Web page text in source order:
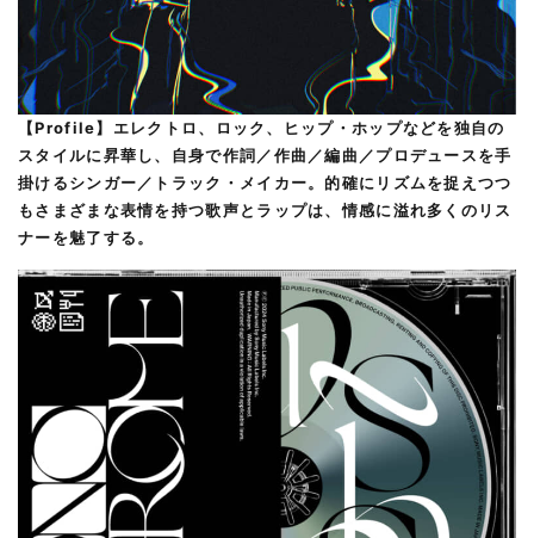
【Profile】エレクトロ、ロック、ヒップ・ホップなどを独自の
スタイルに昇華し、自身で作詞／作曲／編曲／プロデュースを手
掛けるシンガー／トラック・メイカー。的確にリズムを捉えつつ
もさまざまな表情を持つ歌声とラップは、情感に溢れ多くのリス
ナーを魅了する。